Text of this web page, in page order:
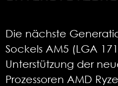
Die nächste
Sockels AM5 (LGA
Unterstützung der
Prozessoren AMD